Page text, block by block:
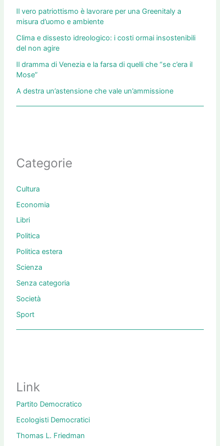
Il vero patriottismo è lavorare per una Greenitaly a
misura d’uomo e ambiente
Clima e dissesto idreologico: i costi ormai insostenibili
del non agire
Il dramma di Venezia e la farsa di quelli che “se c’era il
Mose”
A destra un’astensione che vale un’ammissione
Categorie
Cultura
Economia
Libri
Politica
Politica estera
Scienza
Senza categoria
Società
Sport
Link
Partito Democratico
Ecologisti Democratici
Thomas L. Friedman